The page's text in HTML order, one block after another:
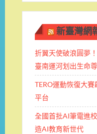
新臺灣網
折翼天使破浪圓夢
臺南運河划出生命
TERO運動恢復大
平台
全國首批AI筆電進
造AI教育新世代